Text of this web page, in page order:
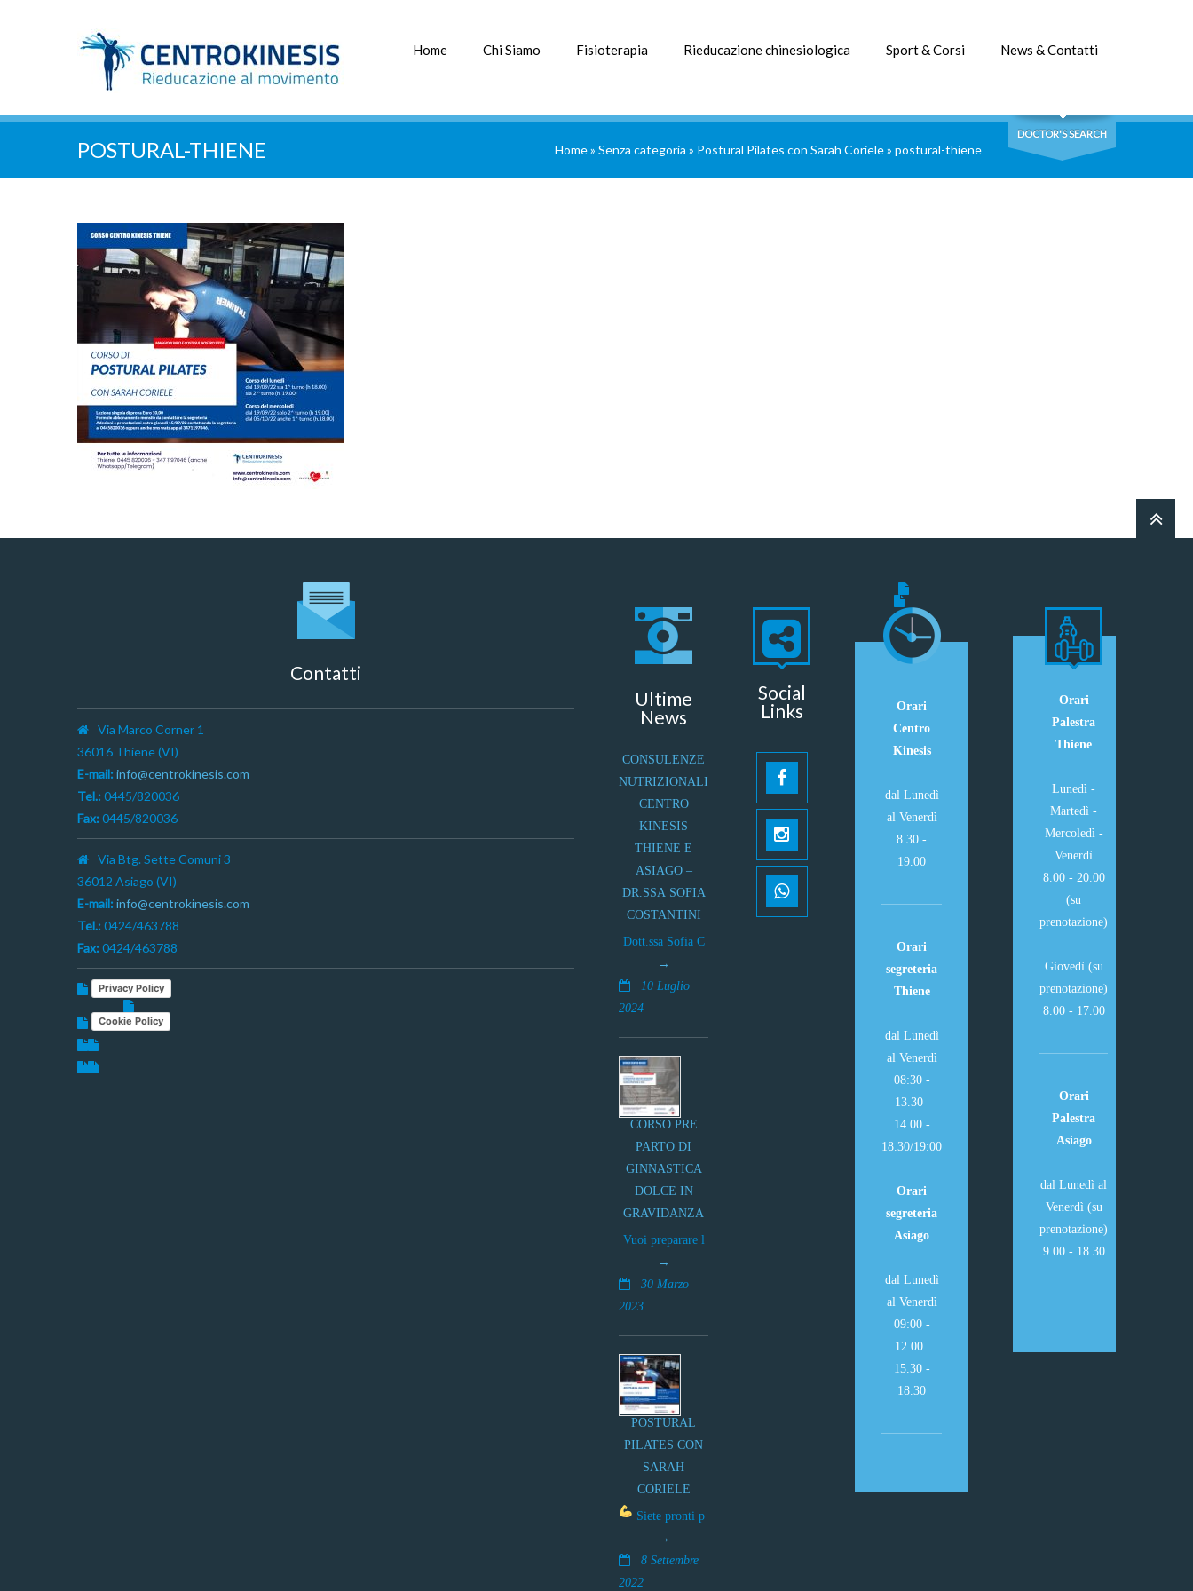
Home Chi Siamo Fisioterapia Rieducazione chinesiologica Sport & Corsi News & Contatti
DOCTOR'S SEARCH
POSTURAL-THIENE Home» Senza categoria » Postural Pilates con Sarah Coriele» postural-thiene
Contatti
Via Marco Corner 1
36016 Thiene (VI)
E-mail: info@centrokinesis.com
Tel.: 0445/820036
Fax: 0445/820036
Via Btg. Sette Comuni 3
36012 Asiago (VI)
E-mail: info@centrokinesis.com
Tel.: 0424/463788
Fax: 0424/463788
Privacy Policy
Cookie Policy
Ultime
News
CONSULENZE
NUTRIZIONALI
CENTRO
KINESIS
THIENE E
ASIAGO –
DR.SSA SOFIA
COSTANTINI
Dott.ssa Sofia C
10 Luglio
2024
CORSO PRE
PARTO DI
GINNASTICA
DOLCE IN
GRAVIDANZA
Vuoi preparare l
30 Marzo
2023
POSTURAL
PILATES CON
SARAH
CORIELE
Siete pronti p
8 Settembre
2022
Social
Links
Orari
Centro
Kinesis
dal Lunedì
al Venerdì
8.30 -
19.00
Orari
segreteria
Thiene
dal Lunedì
al Venerdì
08:30 -
13.30 |
14.00 -
18.30/19:00
Orari
segreteria
Asiago
dal Lunedì
al Venerdì
09:00 -
12.00 |
15.30 -
18.30
Orari
Palestra
Thiene
Lunedì -
Martedì -
Mercoledì -
Venerdì
8.00 - 20.00
(su
prenotazione)
Giovedì (su
prenotazione)
8.00 - 17.00
Orari
Palestra
Asiago
dal Lunedì al
Venerdì (su
prenotazione)
9.00 - 18.30